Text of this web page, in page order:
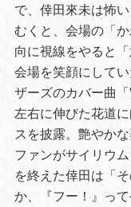
で、倖田來未は怖
むくと、会場の「
向に視線をやると
会場を笑顔にして
ザーズのカバー曲
左右に伸びた花道
スを披露。艶やか
ファンがサイリウ
を終えた倖田は「
か、『フー！』っ